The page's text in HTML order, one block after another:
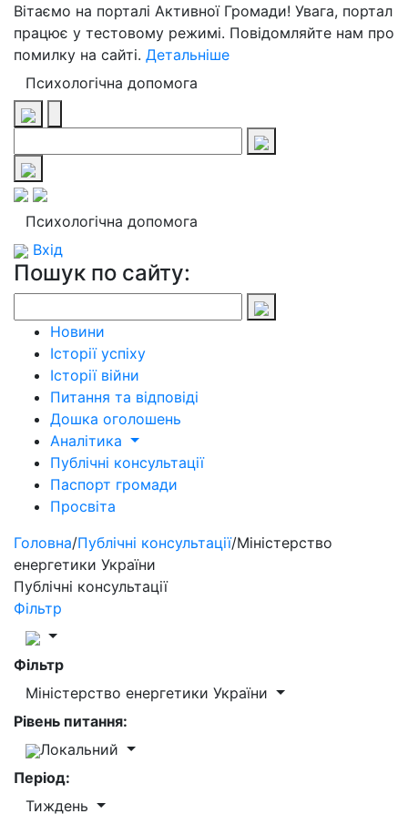
Вітаємо на порталі Активної Громади! Увага, портал
працює у тестовому режимі. Повідомляйте нам про
помилку на сайті. Детальніше
Психологічна допомога
Психологічна допомога
Вхід
Пошук по сайту:
Новини
Історії успіху
Історії війни
Питання та відповіді
Дошка оголошень
Аналітика
Публічні консультації
Паспорт громади
Просвіта
Головна/Публічні консультації/Міністерство
енергетики України
Публічні консультації
Фільтр
Фільтр
Міністерство енергетики України
Рівень питання:
Локальний
Період:
Тиждень